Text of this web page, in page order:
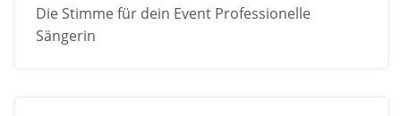
Die Stimme für dein Event Professionelle
Sängerin